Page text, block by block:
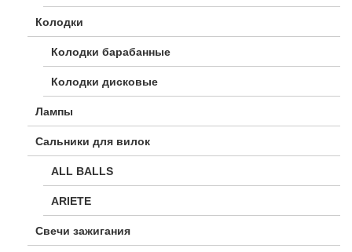
Колодки
Колодки барабанные
Колодки дисковые
Лампы
Сальники для вилок
ALL BALLS
ARIETE
Свечи зажигания